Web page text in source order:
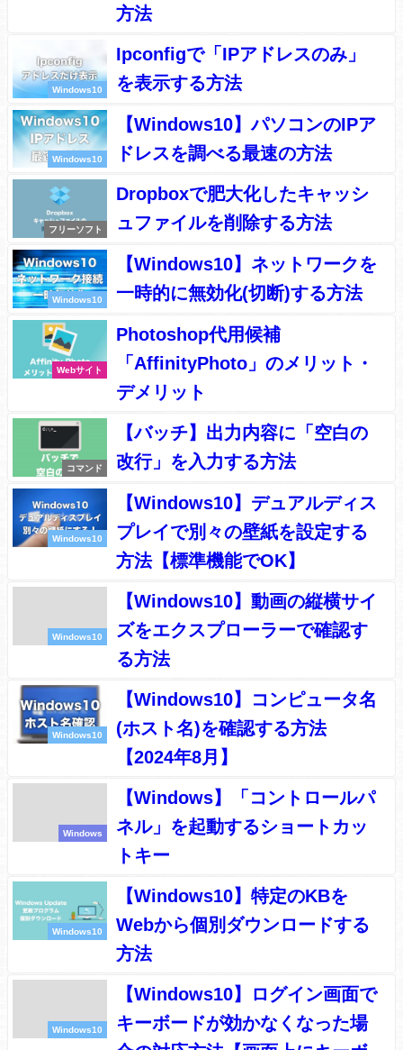
方法
Windows10
Ipconfigで「IPアドレスのみ」
を表示する方法
Windows10
【Windows10】パソコンのIPア
ドレスを調べる最速の方法
フリーソフト
Dropboxで肥大化したキャッシ
ュファイルを削除する方法
Windows10
【Windows10】ネットワークを
一時的に無効化(切断)する方法
Webサイト
Photoshop代用候補
「AffinityPhoto」のメリット・
デメリット
コマンド
【バッチ】出力内容に「空白の
改行」を入力する方法
Windows10
【Windows10】デュアルディス
プレイで別々の壁紙を設定する
方法【標準機能でOK】
Windows10
【Windows10】動画の縦横サイ
ズをエクスプローラーで確認す
る方法
Windows10
【Windows10】コンピュータ名
(ホスト名)を確認する方法
【2024年8月】
Windows
【Windows】「コントロールパ
ネル」を起動するショートカッ
トキー
Windows10
【Windows10】特定のKBを
Webから個別ダウンロードする
方法
Windows10
【Windows10】ログイン画面で
キーボードが効かなくなった場